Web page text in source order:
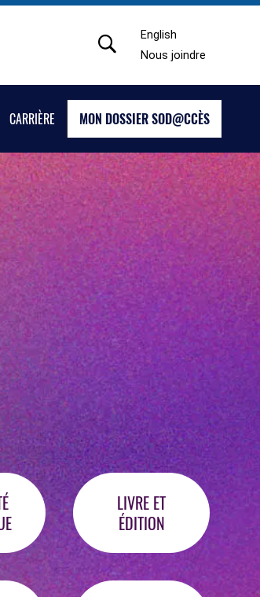
English
Nous joindre
CARRIÈRE MON DOSSIER SOD@CCÈS
LIVRE ET
ÉDITION